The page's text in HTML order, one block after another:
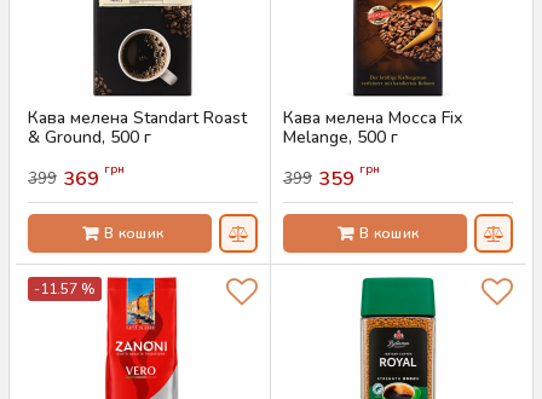
Кава мелена Standart Roast
& Ground, 500 г
399 369 грн
В кошик
Кава мелена Mocca Fix
Melange, 500 г
399 359 грн
В кошик
-11.57 %